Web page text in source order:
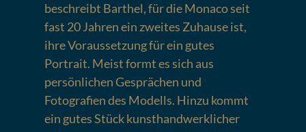
beschreibt Barthel, für die Monaco seit
fast 20 Jahren ein zweites Zuhause ist,
ihre Voraussetzung für ein gutes
Portrait. Meist formt es sich aus
persönlichen Gesprächen und
Fotografien des Modells. Hinzu kommt
ein gutes Stück kunsthandwerklicher